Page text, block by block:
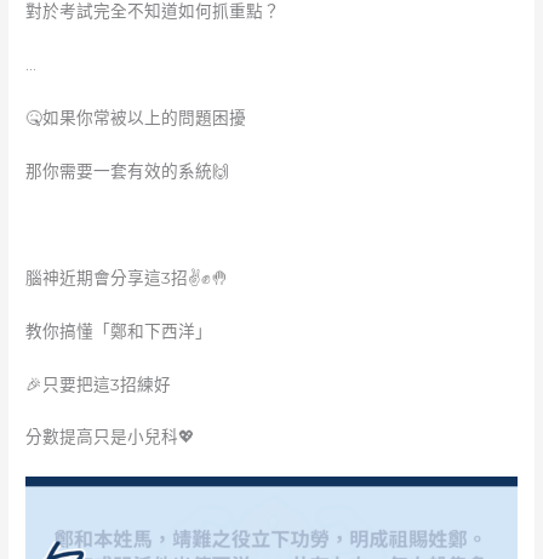
對於考試完全不知道如何抓重點？
…
🤒如果你常被以上的問題困擾
那你需要一套有效的系統🙌
腦神近期會分享這3招✌️✊🤚
教你搞懂「鄭和下西洋」
🎉只要把這3招練好
分數提高只是小兒科💖